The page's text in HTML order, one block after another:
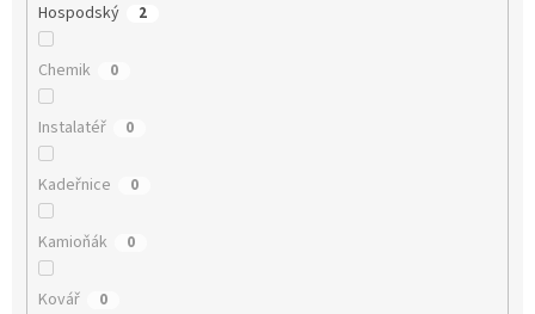
Hospodský 2
Chemik 0
Instalatéř 0
Kadeřnice 0
Kamioňák 0
Kovář 0